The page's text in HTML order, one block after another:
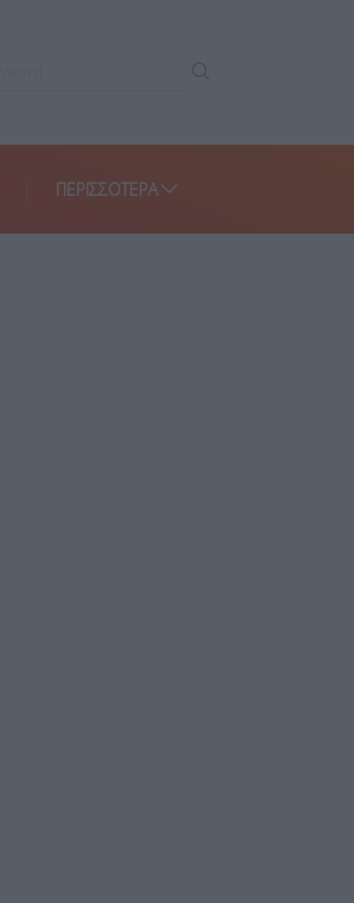
ΠΕΡΙΣΣΌΤΕΡΑ